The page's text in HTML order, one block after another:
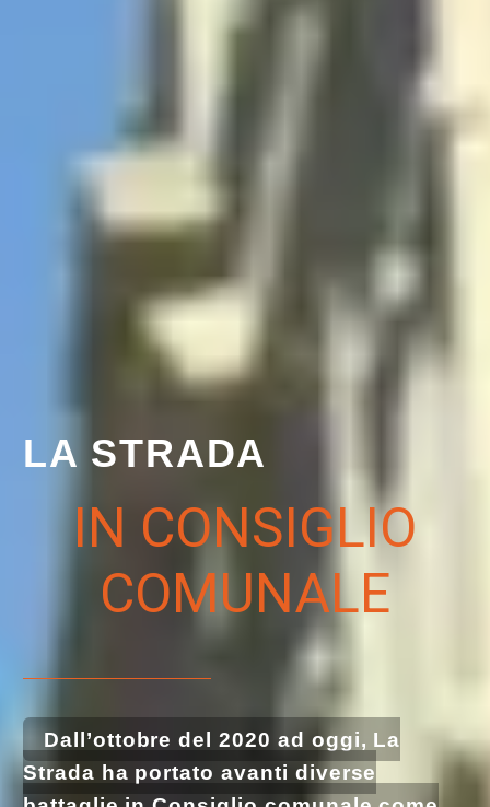
LA STRADA
IN CONSIGLIO
COMUNALE
Dall’ottobre del 2020 ad oggi, La
Strada ha portato avanti diverse